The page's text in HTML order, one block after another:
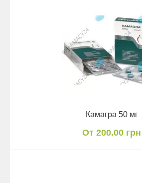
Камагра 50 мг
От 200.00 грн